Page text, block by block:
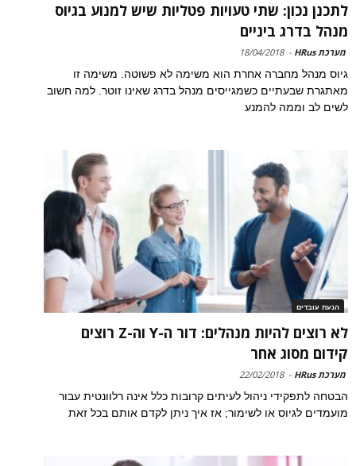
לתכנן נכון: שתי טעויות פטליות שיש למנוע בגיוס
מנהל בדרג ביניים
מערכת HRus -
18/04/2018
גיוס מנהל מחברה אחרת הוא משימה לא פשוטה. משימה זו
מאתגרת שבעתיים כשמגייסים מנהל בדרג שאינו זוטר. למה חשוב
לשים לב וממה להמנע
הנעת עובדים
לא רוצים להיות מנהלים: דור ה-Y וה-Z רוצים
קידום מסוג אחר
מערכת HRus -
22/02/2018
הבטחה לתפקידי ניהול לעיתים קרובות כלל אינה רלוונטית עבור
מועמדים לגיוס או לשימור; אז איך ניתן לקדם אותם בכל זאת